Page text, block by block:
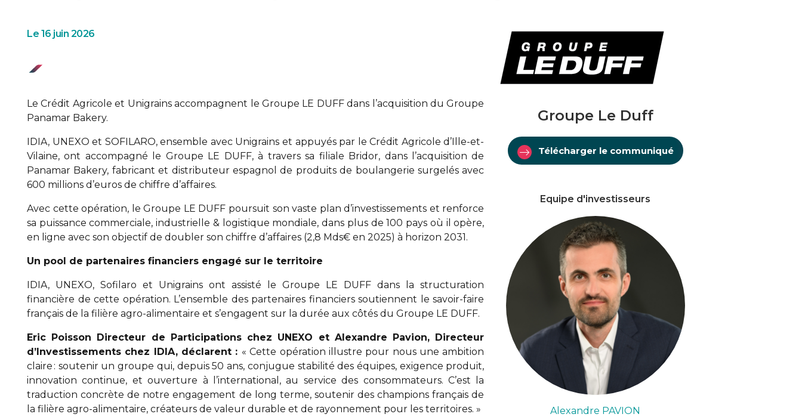
Le 16 juin 2026
Le Crédit Agricole et Unigrains accompagnent le Groupe LE DUFF dans l’acquisition du Groupe
Panamar Bakery.
IDIA, UNEXO et SOFILARO, ensemble avec Unigrains et appuyés par le Crédit Agricole d’Ille-et-
Vilaine, ont accompagné le Groupe LE DUFF, à travers sa filiale Bridor, dans l’acquisition de
Panamar Bakery, fabricant et distributeur espagnol de produits de boulangerie surgelés avec
600 millions d’euros de chiffre d’affaires.
Avec cette opération, le Groupe LE DUFF poursuit son vaste plan d’investissements et renforce
sa puissance commerciale, industrielle & logistique mondiale, dans plus de 100 pays où il opère,
en ligne avec son objectif de doubler son chiffre d’affaires (2,8 Mds€ en 2025) à horizon 2031.
Un pool de partenaires financiers engagé sur le territoire
IDIA, UNEXO, Sofilaro et Unigrains ont assisté le Groupe LE DUFF dans la structuration
financière de cette opération. L’ensemble des partenaires financiers soutiennent le savoir-faire
français de la filière agro-alimentaire et s’engagent sur la durée aux côtés du Groupe LE DUFF.
Eric Poisson Directeur de Participations chez UNEXO et Alexandre Pavion, Directeur
d’Investissements chez IDIA, déclarent : « Cette opération illustre pour nous une ambition
claire : soutenir un groupe qui, depuis 50 ans, conjugue stabilité des équipes, exigence produit,
innovation continue, et ouverture à l’international, au service des consommateurs. C’est la
traduction concrète de notre engagement de long terme, soutenir des champions français de
la filière agro-alimentaire, créateurs de valeur durable et de rayonnement pour les territoires. »
Groupe Le Duff
Télécharger le communiqué
Equipe d'investisseurs
Adrien STARCK Alexandre PAVION
Adrien De MONTAIGNAC